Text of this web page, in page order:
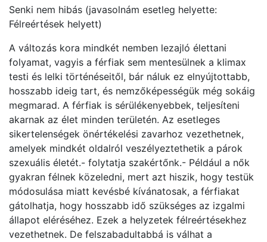
Senki nem hibás (javasolnám esetleg helyette:
Félreértések helyett)
A változás kora mindkét nemben lezajló élettani
folyamat, vagyis a férfiak sem mentesülnek a klimax
testi és lelki történéseitől, bár náluk ez elnyújtottabb,
hosszabb ideig tart, és nemzőképességük még sokáig
megmarad. A férfiak is sérülékenyebbek, teljesíteni
akarnak az élet minden területén. Az esetleges
sikertelenségek önértékelési zavarhoz vezethetnek,
amelyek mindkét oldalról veszélyeztethetik a párok
szexuális életét.- folytatja szakértőnk.- Például a nők
gyakran félnek közeledni, mert azt hiszik, hogy testük
módosulása miatt kevésbé kívánatosak, a férfiakat
gátolhatja, hogy hosszabb idő szükséges az izgalmi
állapot eléréséhez. Ezek a helyzetek félreértésekhez
vezethetnek. De felszabadultabbá is válhat a